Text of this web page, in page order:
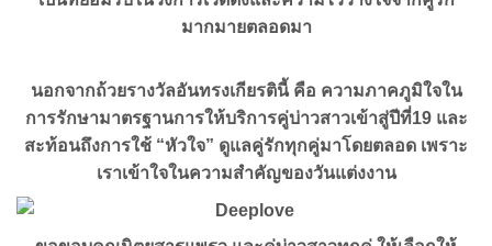
มากมายตลอดมา
นอกจากถ้วยรางวัลอันทรงเกียรตินี้ คือ ความภาคภูมิใจใน
การรักษามาตรฐานการให้บริการคู่บ่าวสาวเข้าสู่ปีที่19 และ
สะท้อนถึงการใช้ “หัวใจ” ดูแลคู่รักทุกคู่มาโดยตลอด เพราะ
เราเข้าใจในความสำคัญของวันแต่งงาน